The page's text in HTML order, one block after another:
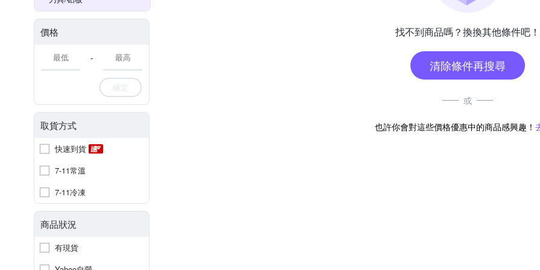
價格
-
確定
取貨方式
快速到貨
7-11常溫
7-11冷凍
商品狀況
有現貨
找不到商品嗎？換換其他條件吧！
清除條件再搜尋
或
也許你會對這些價格優惠中的商品感興趣！